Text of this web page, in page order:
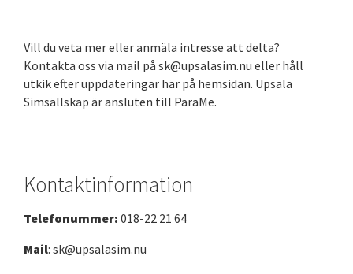
Vill du veta mer eller anmäla intresse att delta?
Kontakta oss via mail på sk@upsalasim.nu eller håll
utkik efter uppdateringar här på hemsidan. Upsala
Simsällskap är ansluten till ParaMe.
Kontaktinformation
Telefonummer: 018-22 21 64
Mail: sk@upsalasim.nu